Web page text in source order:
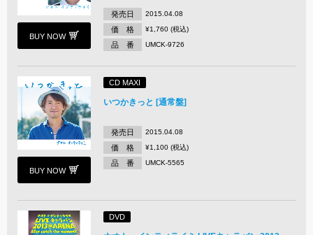
BUY NOW
発売日 2015.04.08
価 格 ¥1,760 (税込)
品 番 UMCK-9726
BUY NOW
CD MAXI
いつかきっと [通常盤]
発売日 2015.04.08
価 格 ¥1,100 (税込)
品 番 UMCK-5565
DVD